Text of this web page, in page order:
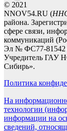
© 2021
NNOV54.RU (
района.
сфере связи,
коммуникаций
Эл № ФС77-81542
Учредитель ГАУ
Сибирь».
Политика
На
технологии
информации на
сведений,